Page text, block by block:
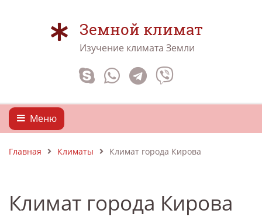
Земной климат
Изучение климата Земли
Меню
Главная Климаты Климат города Кирова
Климат города Кирова